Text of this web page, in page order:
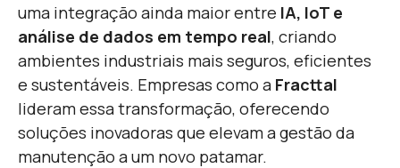
uma integração ainda maior entre IA, IoT e
análise de dados em tempo real, criando
ambientes industriais mais seguros, eficientes
e sustentáveis. Empresas como a Fracttal
lideram essa transformação, oferecendo
soluções inovadoras que elevam a gestão da
manutenção a um novo patamar.